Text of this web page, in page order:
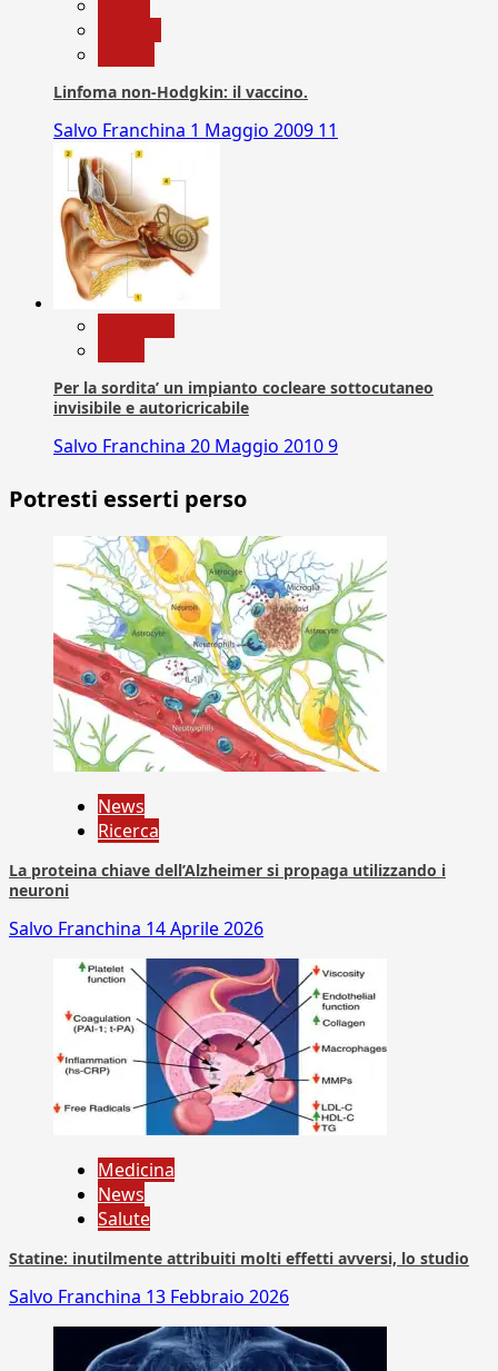
Linfoma non-Hodgkin: il vaccino.
Salvo Franchina 1 Maggio 2009 11
Per la sordita’ un impianto cocleare sottocutaneo
invisibile e autoricricabile
Salvo Franchina 20 Maggio 20109
Potresti esserti perso
News
Ricerca
La proteina chiave dell’Alzheimer si propaga utilizzando i
neuroni
Salvo Franchina 14 Aprile 2026
Medicina
News
Salute
Statine: inutilmente attribuiti molti effetti avversi, lo studio
Salvo Franchina 13 Febbraio 2026